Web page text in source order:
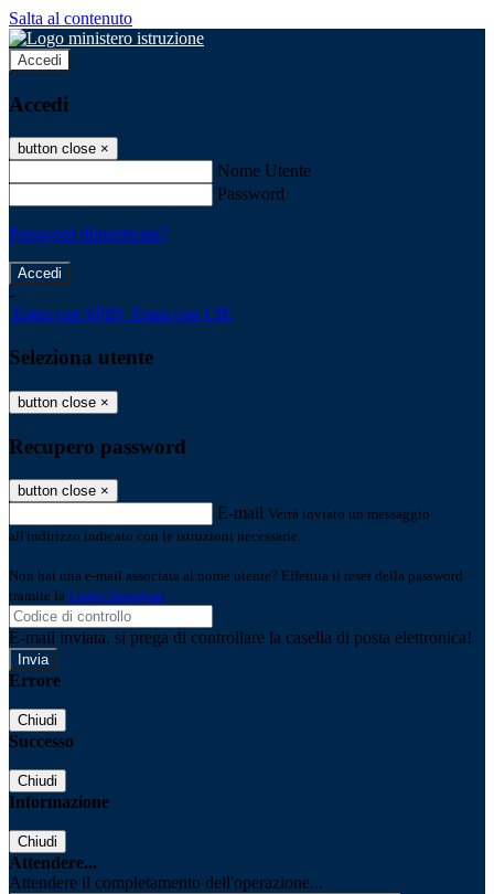
Salta al contenuto
Accedi
Accedi
button close ×
Nome Utente
Password
Password dimenticata?
-
Entra con SPID Entra con CIE
Seleziona utente
button close ×
Recupero password
button close ×
E-mail Verrà inviato un messaggio
all'indirizzo indicato con le istruzioni necessarie.
Non hai una e-mail associata al nome utente? Effettua il reset della password
tramite la Login Spaggiari
E-mail inviata, si prega di controllare la casella di posta elettronica!
Errore
Chiudi
Successo
Chiudi
Informazione
Chiudi
Attendere...
Attendere il completamento dell'operazione...